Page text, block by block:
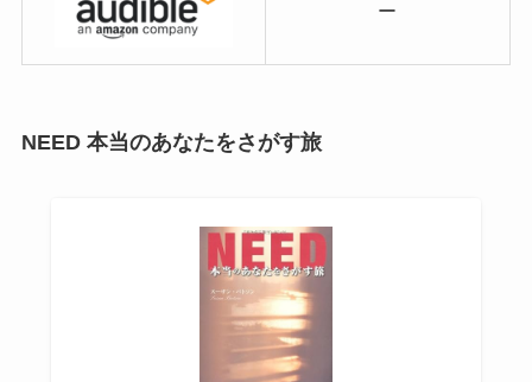
ー
NEED 本当のあなたをさがす旅